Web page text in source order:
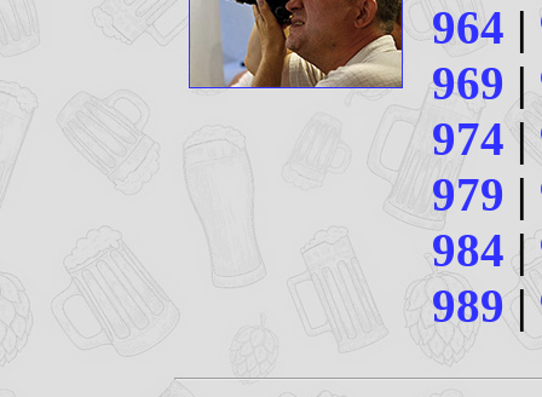
964 |
969 |
974|
979 |
984 |
989|